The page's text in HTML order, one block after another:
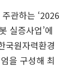
관하는 ‘2026
실증사업’에
국원자력환경
을 구성해 최